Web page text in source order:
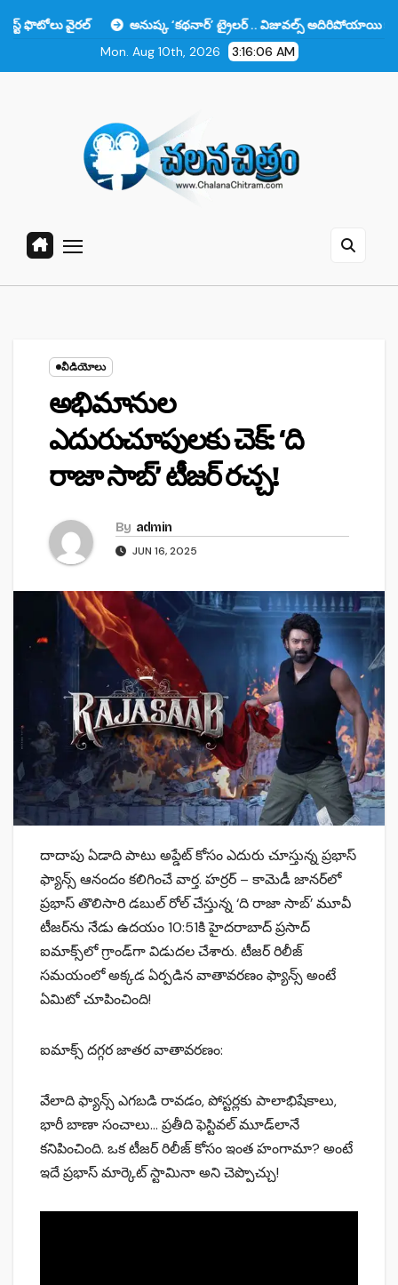
to
అనుష్క ‘కథనార్’ ట్రైలర్ .. విజువల్స్ అదిరిపోయాయి కానీ ఆ ఒక్కటే
Mon. Aug 10th, 2026
3:16:07 AM
వీడియోలు
అభిమానుల
ఎదురుచూపులకు చెక్‌: ‘ది
రాజా సాబ్’ టీజర్ రచ్చ!
By admin
JUN 16, 2025
దాదాపు ఏడాది పాటు అప్డేట్ కోసం ఎదురు చూస్తున్న ప్రభాస్
ఫ్యాన్స్ ఆనందం కలిగించే వార్త. హర్రర్ – కామెడీ జానర్‌లో
ప్రభాస్ తొలిసారి డబుల్ రోల్ చేస్తున్న ‘ది రాజా సాబ్’ మూవీ
టీజర్‌ను నేడు ఉదయం 10:51కి హైదరాబాద్‌ ప్రసాద్
ఐమాక్స్‌లో గ్రాండ్‌గా విడుదల చేశారు. టీజర్ రిలీజ్
సమయంలో అక్కడ ఏర్పడిన వాతావరణం ఫ్యాన్స్ అంటే
ఏమిటో చూపించింది!
ఐమాక్స్ దగ్గర జాతర వాతావరణం:
వేలాది ఫ్యాన్స్ ఎగబడి రావడం, పోస్టర్లకు పాలాభిషేకాలు,
భారీ బాణా సంచాలు… ప్రతీది ఫెస్టివల్ మూడ్‌లానే
కనిపించింది. ఒక టీజర్ రిలీజ్ కోసం ఇంత హంగామా? అంటే
ఇదే ప్రభాస్ మార్కెట్ స్టామినా అని చెప్పొచ్చు!